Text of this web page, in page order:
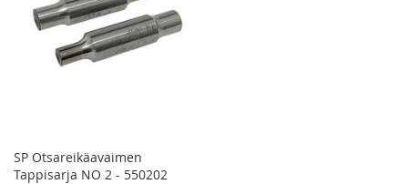
SP Otsareikäavaimen
Tappisarja NO 2 - 550202